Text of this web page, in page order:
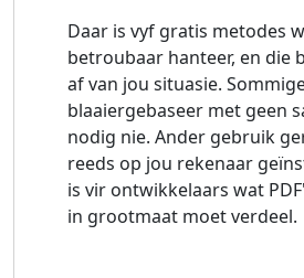
Daar is vyf gratis metodes
betroubaar hanteer, en die
af van jou situasie.
blaaiergebaseer met geen
nodig nie. Ander gebruik
reeds op jou rekenaar
is vir ontwikkelaars wat
in grootmaat moet verdeel.